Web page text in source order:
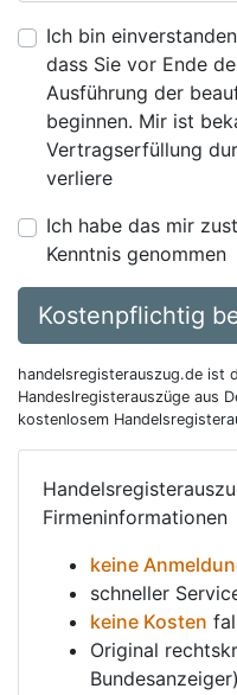
Ich bin
dass Sie vor Ende
Ausführung der
beginnen. Mir ist
Vertragserfüllung
verliere
Ich habe das mir
Kenntnis genommen
Kostenpflichtig
handelsregisterauszug.de ist
Handeslregisterauszüge aus
kostenlosem
Firmeninformationen
keine
schneller
keine Kosten
Original
Bundesanzeiger)